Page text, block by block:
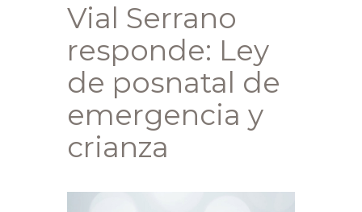
Vial Serrano
responde: Ley
de posnatal de
emergencia y
crianza